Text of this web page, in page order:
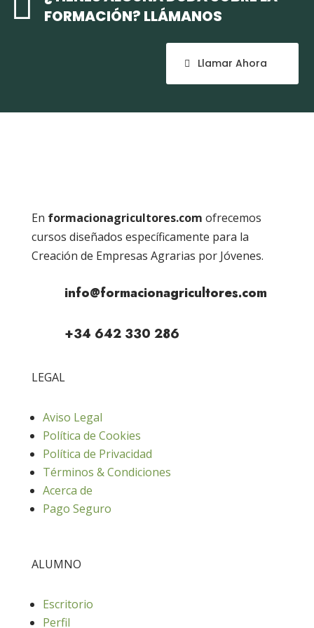
FORMACIÓN? LLÁMANOS
Llamar Ahora
En formacionagricultores.com ofrecemos
cursos diseñados específicamente para la
Creación de Empresas Agrarias por Jóvenes.
info@formacionagricultores.com
+34 642 330 286
LEGAL
Aviso Legal
Política de Cookies
Política de Privacidad
Términos & Condiciones
Acerca de
Pago Seguro
ALUMNO
Escritorio
Perfil